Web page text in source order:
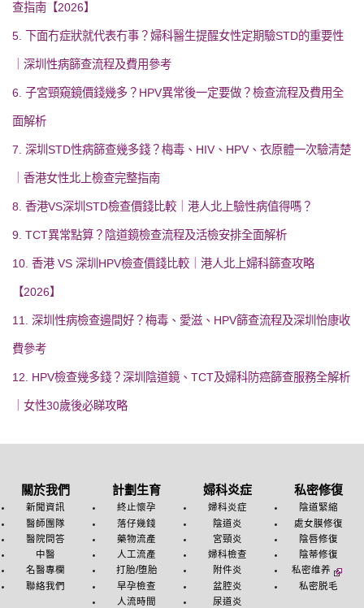
查指南【2026】
5. 下面冇症狀就代表冇事？婦科醫生提醒女性定期驗STD的重要性
｜深圳性病篩查流程及費用參考
6. 子宮頸窺鏡價錢幾多？HPV異常後一定要做？檢查流程及費用全
面解析
7. 深圳STD性病篩查幾多錢？梅毒、HIV、HPV、衣原體一次驗清楚
｜香港女性北上檢查完整指南
8. 香港VS深圳STD檢查價錢比較｜港人北上驗性病值得嗎？
9. TCT異常點算？陰道鏡檢查流程及活檢安排全面解析
10. 香港 VS 深圳HPV檢查價錢比較｜港人北上婦科篩查攻略
【2026】
11. 深圳性病檢查邊間好？梅毒、愛滋、HPV篩查流程及深圳怡康收
費參考
12. HPV檢查幾多錢？深圳陰道鏡、TCT及婦科防癌篩查服務全解析
｜女性30歲後必睇攻略
關於我們
新聞資訊
醫師團隊
醫院問答
中醫
名醫專欄
聯絡我們
計劃生育
終止懷孕
落仔幾錢
藥物流產
人工流產
打胎/堕胎
早孕檢查
人流時間
婦科炎症
婦科炎症
陰道炎
宮頸炎
婦科檢查
附件炎
盆腔炎
尿道炎
私密修復
陰道緊縮
處女膜修復
陰唇修復
陰蒂修復
私密维养
私密脱毛